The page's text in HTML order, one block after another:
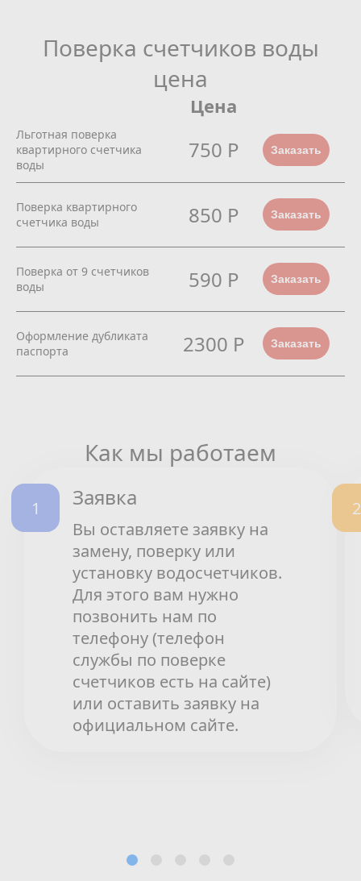
Поверка счетчиков воды
цена
Цена
Льготная поверка
квартирного счетчика
воды
750 Р Заказать
Поверка квартирного
счетчика воды
850 Р Заказать
Поверка от 9 счетчиков
воды
590 Р Заказать
Оформление дубликата
паспорта
2300 Р Заказать
Как мы работаем
Заявка
Вы оставляете заявку на
замену, поверку или
установку водосчетчиков.
Для этого вам нужно
позвонить нам по
телефону (телефон
службы по поверке
счетчиков есть на сайте)
или оставить заявку на
официальном сайте.